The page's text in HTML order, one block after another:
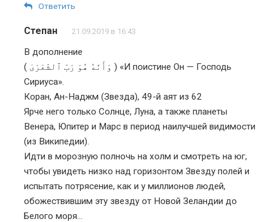
Ответить
Степан 21.09.2019 в 16:43
В дополнение
( وَأَنّهُ هُوَ رَبّ ٱلشّعْرَىٰ ) «И поистине Он — Господь
Сириуса».
Коран, Ан-Наджм (Звезда), 49-й аят из 62
Ярче него только Солнце, Луна, а также планеты
Венера, Юпитер и Марс в период наилучшей видимости
(из Википедии).
Идти в морозную полночь на холм и смотреть на юг,
чтобы увидеть низко над горизонтом Звезду полей и
испытать потрясение, как и у миллионов людей,
обожествившим эту звезду от Новой Зеландии до
Белого моря…